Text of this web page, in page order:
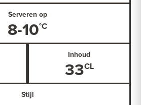
Serveren op
8-10
Inhoud
33
Stijl